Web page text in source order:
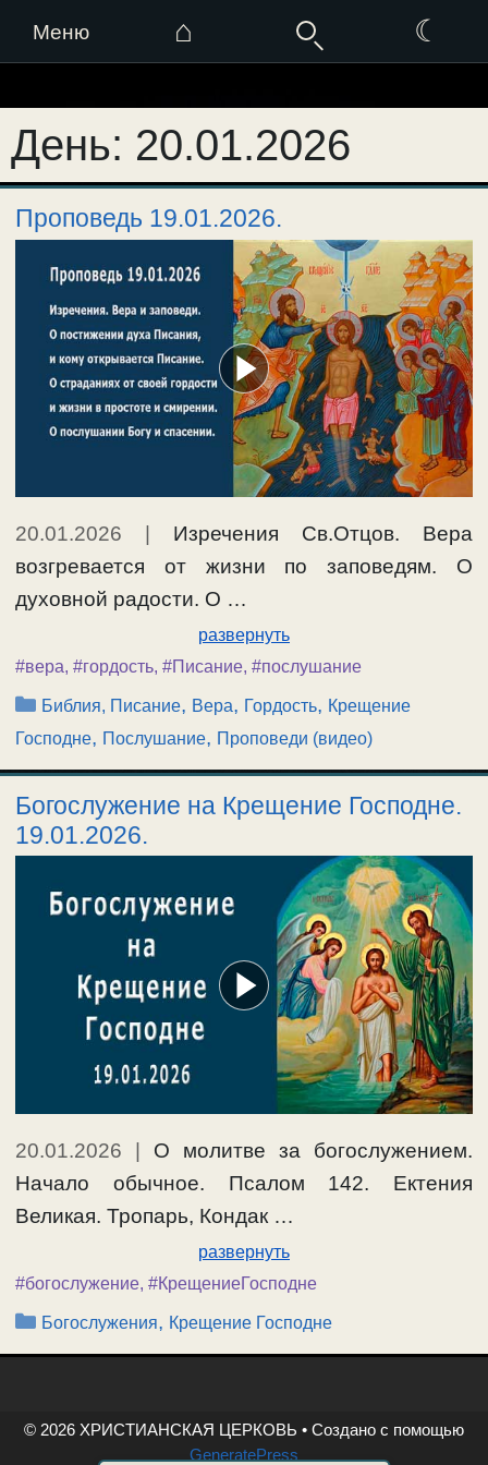
Меню ⌂ ☾
к
содержимому
День: 20.01.2026
Проповедь 19.01.2026.
20.01.2026 | Изречения Св.Отцов. Вера
возгревается от жизни по заповедям. О
духовной радости. О …
развернуть
#вера, #гордость, #Писание, #послушание
Рубрики
Библия, Писание, Вера, Гордость, Крещение
Господне, Послушание, Проповеди (видео)
Богослужение на Крещение Господне.
19.01.2026.
20.01.2026 | О молитве за богослужением.
Начало обычное. Псалом 142. Ектения
Великая. Тропарь, Кондак …
развернуть
#богослужение, #КрещениеГосподне
Рубрики
Богослужения, Крещение Господне
© 2026 ХРИСТИАНСКАЯ ЦЕРКОВЬ • Создано с помощью
GeneratePress